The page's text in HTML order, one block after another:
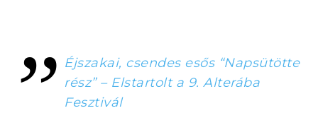
Éjszakai, csendes esős “Napsütötte
rész” – Elstartolt a 9. Alterába
Fesztivál